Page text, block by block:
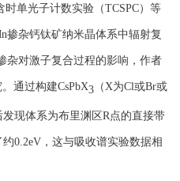
单光子计数实验（TCSPC）等
掺杂钙钛矿纳米晶体系中辐射复
杂对激子复合过程的影响，作者
通过构建CsPbX3 （X为Cl或Br或
现体系为布里渊区R点的直接带
0.2eV，这与吸收谱实验数据相